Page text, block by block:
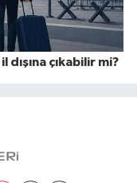
çıkabilir mi?